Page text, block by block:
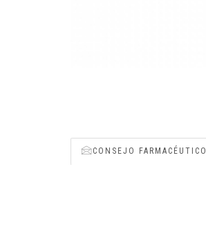
CONSEJO FARMACÉUTICO